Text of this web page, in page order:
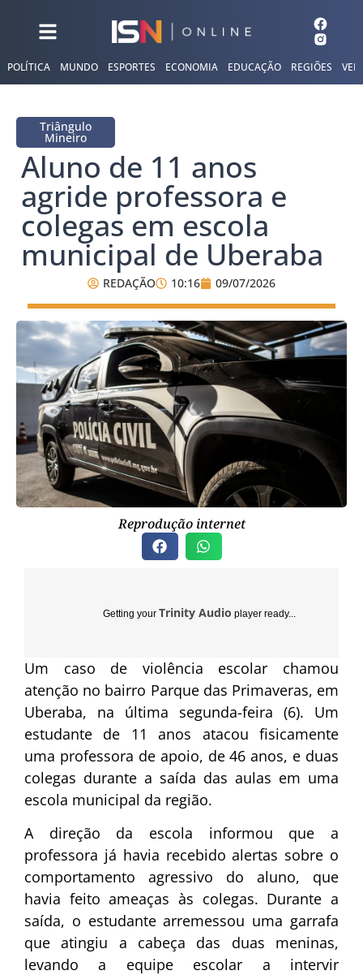
POLÍTICA MUNDO ESPORTES ECONOMIA EDUCAÇÃO REGIÕES
Triângulo
Mineiro
Aluno de 11 anos
agride professora e
colegas em escola
municipal de Uberaba
REDAÇÃO 10:16 09/07/2026
Reprodução internet
Getting your Trinity Audio player ready...
Um caso de violência escolar chamou
atenção no bairro Parque das Primaveras, em
Uberaba, na última segunda-feira (6). Um
estudante de 11 anos atacou fisicamente
uma professora de apoio, de 46 anos, e duas
colegas durante a saída das aulas em uma
escola municipal da região.
A direção da escola informou que a
professora já havia recebido alertas sobre o
comportamento agressivo do aluno, que
havia feito ameaças às colegas. Durante a
saída, o estudante arremessou uma garrafa
que atingiu a cabeça das duas meninas,
levando a equipe escolar a intervir